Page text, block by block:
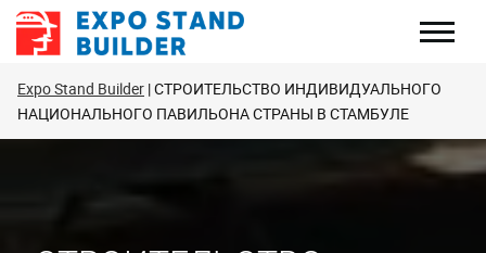
Перейти
Expo Stand Builder СТРОИТЕЛЬСТВО ИНДИВИДУАЛЬНОГО
НАЦИОНАЛЬНОГО ПАВИЛЬОНА СТРАНЫ В СТАМБУЛЕ